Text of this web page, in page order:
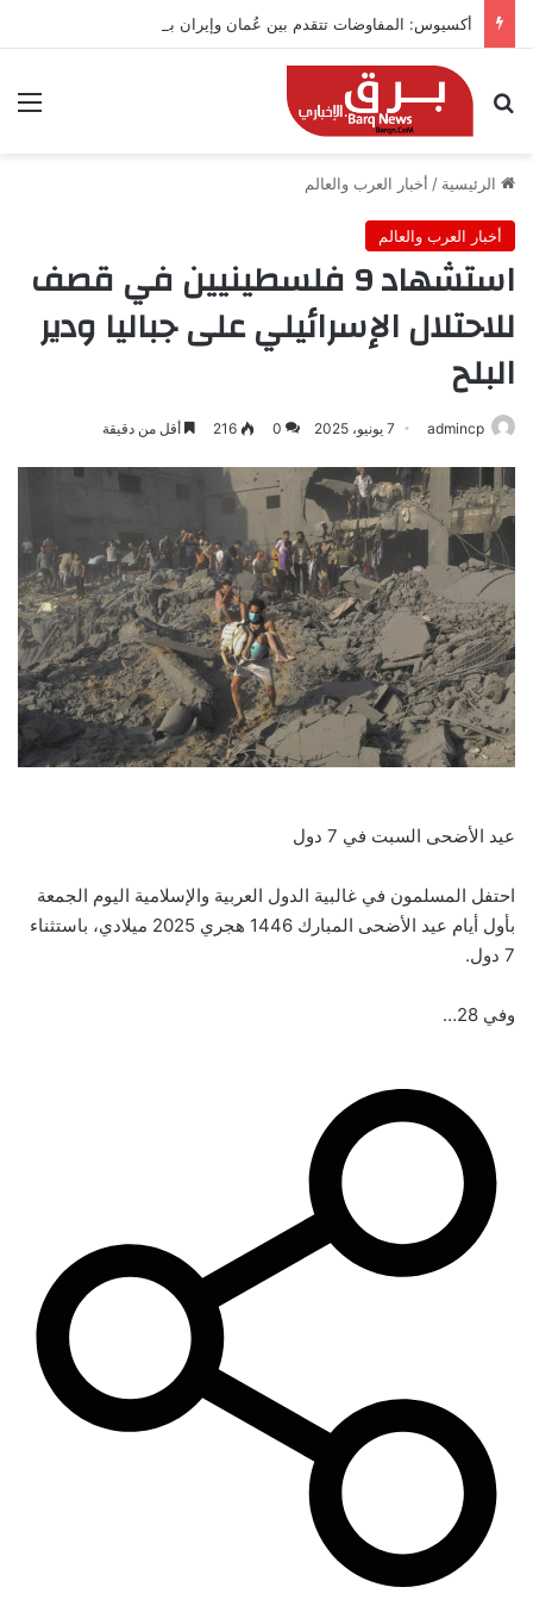
أكسيوس: المفاوضات تتقدم بين عُمان وإيران بشأن هرمز
بحث عن
الرئيسية / أخبار العرب والعالم
أخبار العرب والعالم
استشهاد 9 فلسطينيين في قصف
للاحتلال الإسرائيلي على جباليا ودير
البلح
admincp 7 يونيو، 2025 0
216 أقل من دقيقة
عيد الأضحى السبت في 7 دول
احتفل المسلمون في غالبية الدول العربية والإسلامية اليوم الجمعة
بأول أيام عيد الأضحى المبارك 1446 هجري 2025 ميلادي، باستثناء
7 دول.
وفي 28…